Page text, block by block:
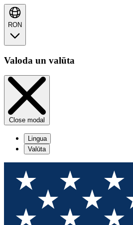
RON
Valoda un valūta
Close modal
Lingua
Valūta